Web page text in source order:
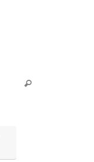
Rechercher